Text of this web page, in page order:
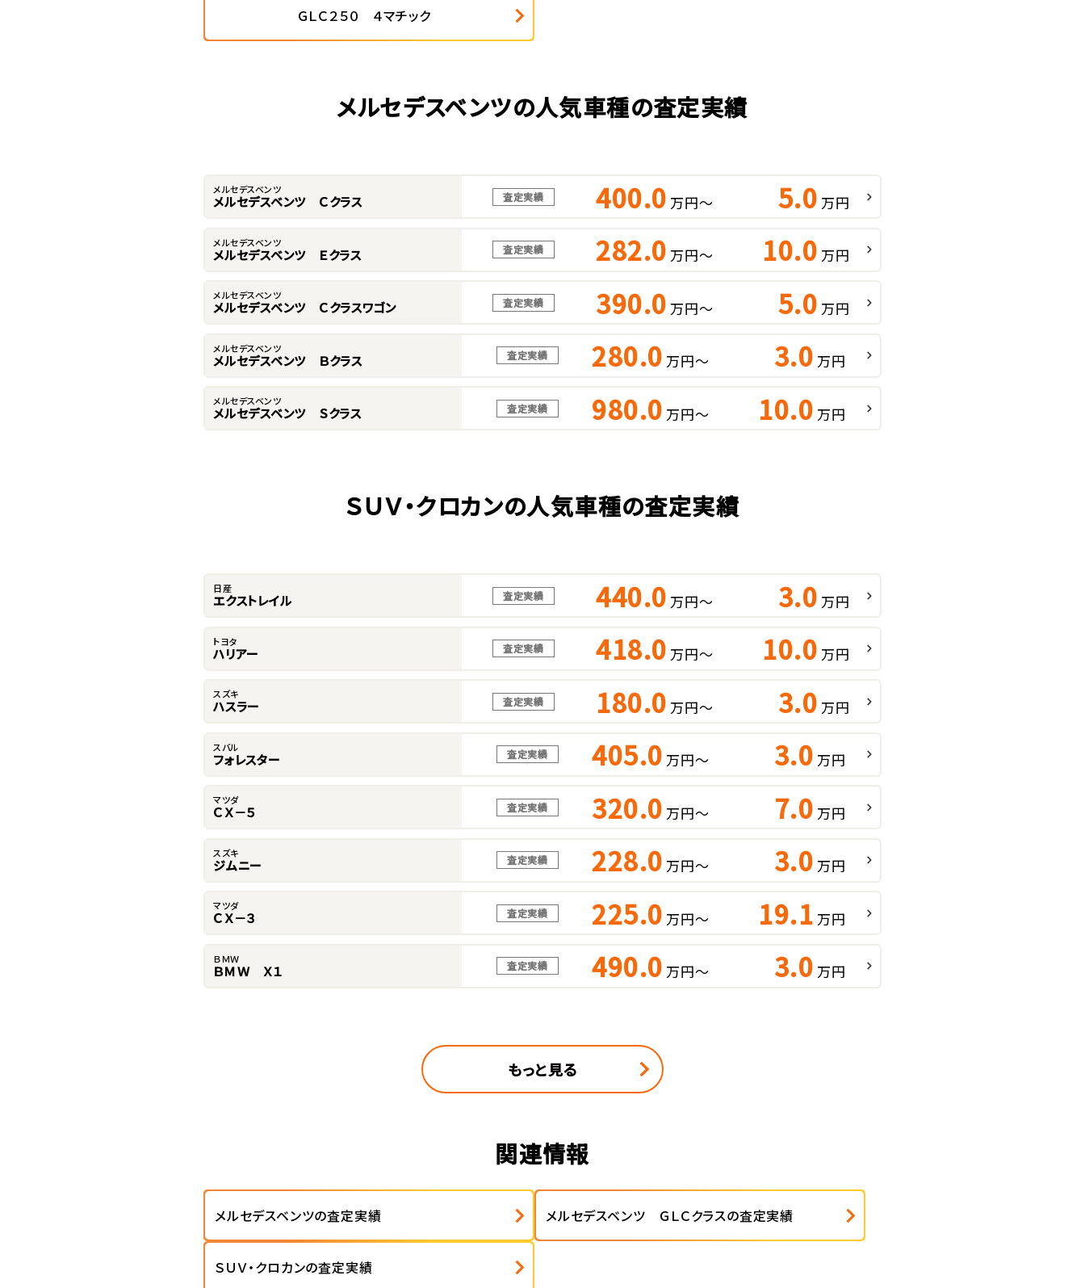
ＧＬＣ２５０ ４マチック
メルセデスベンツの人気車種の査定実績
メルセデスベンツ
メルセデスベンツ Ｃクラス 査定実績 400.0 万円～ 5.0 万円
メルセデスベンツ
メルセデスベンツ Ｅクラス 査定実績 282.0 万円～ 10.0 万円
メルセデスベンツ
メルセデスベンツ Ｃクラスワゴン 査定実績 390.0 万円～ 5.0 万円
メルセデスベンツ
メルセデスベンツ Ｂクラス 査定実績 280.0 万円～ 3.0 万円
メルセデスベンツ
メルセデスベンツ Ｓクラス 査定実績 980.0 万円～ 10.0 万円
ＳＵＶ・クロカンの人気車種の査定実績
日産
エクストレイル 査定実績 440.0 万円～ 3.0 万円
トヨタ
ハリアー 査定実績 418.0 万円～ 10.0 万円
スズキ
ハスラー 査定実績 180.0 万円～ 3.0 万円
スバル
フォレスター 査定実績 405.0 万円～ 3.0 万円
マツダ
ＣＸ－５ 査定実績 320.0 万円～ 7.0 万円
スズキ
ジムニー 査定実績 228.0 万円～ 3.0 万円
マツダ
ＣＸ－３ 査定実績 225.0 万円～ 19.1 万円
ＢＭＷ
ＢＭＷ Ｘ１ 査定実績 490.0 万円～ 3.0 万円
もっと見る
関連情報
メルセデスベンツの査定実績 メルセデスベンツ ＧＬＣクラスの査定実績
ＳＵＶ・クロカンの査定実績